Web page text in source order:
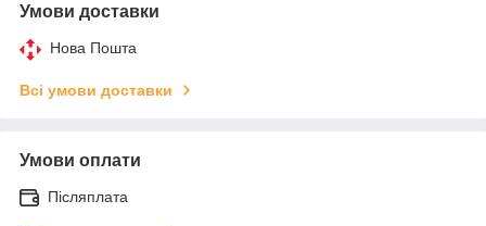
Умови доставки
Нова Пошта
Всі умови доставки
Умови оплати
Післяплата